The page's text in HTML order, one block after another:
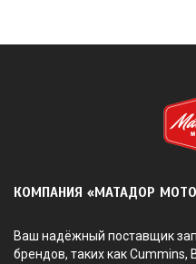
КОМПАНИЯ «МАТАДОР
Ваш надёжный поставщик
брендов, таких как Cummins,